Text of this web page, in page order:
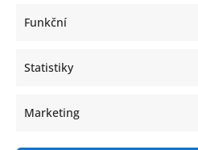
Funkční
Statistiky
Marketing